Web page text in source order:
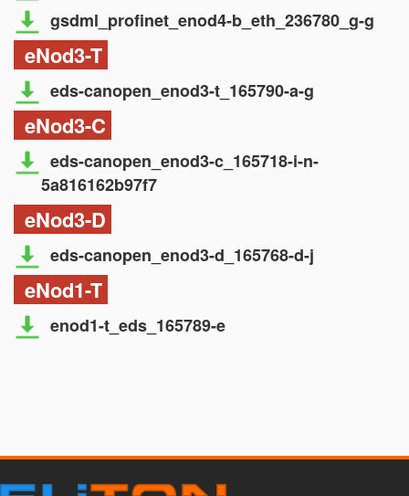
gsdml_profinet_enod4-b_eth_236780_g-g
eNod3-T
eds-canopen_enod3-t_165790-a-g
eNod3-C
eds-canopen_enod3-c_165718-i-n-
5a816162b97f7
eNod3-D
eds-canopen_enod3-d_165768-d-j
eNod1-T
enod1-t_eds_165789-e